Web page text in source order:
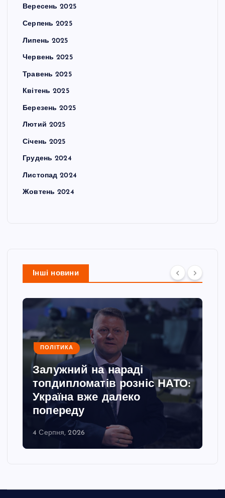
Вересень 2025
Серпень 2025
Липень 2025
Червень 2025
Травень 2025
Квітень 2025
Березень 2025
Лютий 2025
Січень 2025
Грудень 2024
Листопад 2024
Жовтень 2024
Інші новини
ПОЛІТИКА
Залужний на нараді
топдипломатів розніс НАТО:
Україна вже далеко
попереду
4 Серпня, 2026